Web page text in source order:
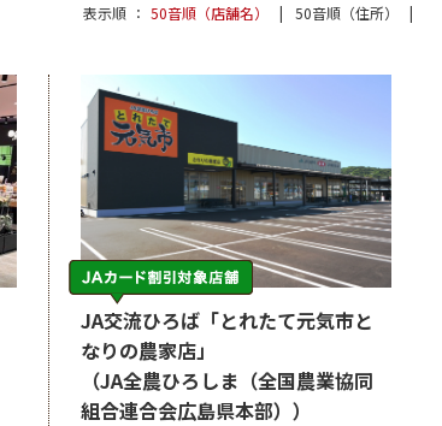
表示順 50音順（店舗名） 50音順（住所）
JA交流ひろば「とれたて元気市と
なりの農家店」
（JA全農ひろしま（全国農業協同
組合連合会広島県本部））